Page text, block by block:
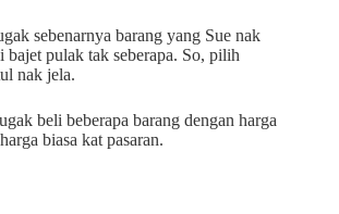
sebenarnya barang yang Sue nak
pulak tak seberapa. So, pilih
nak jela.
beli beberapa barang dengan harga
biasa kat pasaran.